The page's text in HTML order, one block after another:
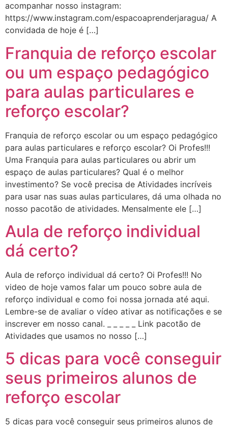
acompanhar nosso instagram:
https://www.instagram.com/espacoaprenderjaragua/ A
convidada de hoje é […]
Franquia de reforço escolar
ou um espaço pedagógico
para aulas particulares e
reforço escolar?
Franquia de reforço escolar ou um espaço pedagógico
para aulas particulares e reforço escolar? Oi Profes!!!
Uma Franquia para aulas particulares ou abrir um
espaço de aulas particulares? Qual é o melhor
investimento? Se você precisa de Atividades incríveis
para usar nas suas aulas particulares, dá uma olhada no
nosso pacotão de atividades. Mensalmente ele […]
Aula de reforço individual
dá certo?
Aula de reforço individual dá certo? Oi Profes!!! No
video de hoje vamos falar um pouco sobre aula de
reforço individual e como foi nossa jornada até aqui.
Lembre-se de avaliar o vídeo ativar as notificações e se
inscrever em nosso canal. _ _ _ _ _ Link pacotão de
Atividades que usamos no nosso […]
5 dicas para você conseguir
seus primeiros alunos de
reforço escolar
5 dicas para você conseguir seus primeiros alunos de